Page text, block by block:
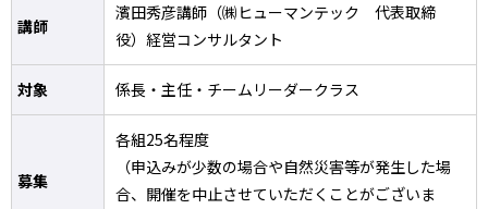
講師
濱田秀彦講師（㈱ヒューマンテック 代表取締
役）経営コンサルタント
対象 係長・主任・チームリーダークラス
募集
各組25名程度
（申込みが少数の場合や自然災害等が発生した場
合、開催を中止させていただくことがございま